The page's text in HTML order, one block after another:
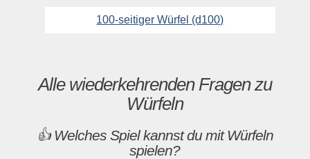
100-seitiger Würfel (d100)
Alle wiederkehrenden Fragen zu
Würfeln
👍 Welches Spiel kannst du mit Würfeln
spielen?